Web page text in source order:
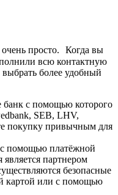
просто. Когда вы
всю контактную
более удобный
банк с помощью которого
SEB, LHV,
покупку привычным для
с помощью платёжной
партнером
безопасные
картой или с помощью